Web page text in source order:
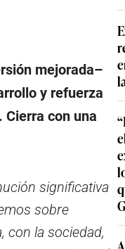
mejorada–
y refuerza
Cierra con una
significativa
sobre
con la sociedad,